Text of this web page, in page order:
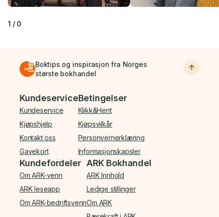
1 / 0
Boktips og inspirasjon fra Norges
største bokhandel
Bunnmeny
Kundeservice
Kundeservice
Kjøpshjelp
Kontakt oss
Gavekort
Betingelser
Klikk&Hent
Kjøpsvilkår
Personvernerklæring
Informasjonskapsler
Kundefordeler
Om ARK-venn
ARK leseapp
Om ARK-bedriftsvenn
ARK Bokhandel
ARK Innhold
Ledige stillinger
Om ARK